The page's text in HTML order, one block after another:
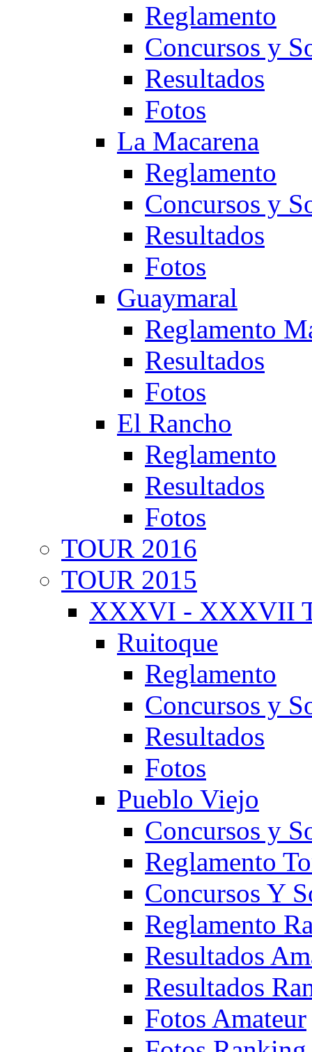
Reglamento
Concursos y
Resultados
Fotos
La Macarena
Reglamento
Concursos y
Resultados
Fotos
Guaymaral
Reglamento
Resultados
Fotos
El Rancho
Reglamento
Resultados
Fotos
TOUR 2016
TOUR 2015
XXXVI - XXXVII
Ruitoque
Reglamento
Concursos y
Resultados
Fotos
Pueblo Viejo
Concursos y
Reglamento
Concursos Y
Reglamento
Resultados
Resultados
Fotos Amateur